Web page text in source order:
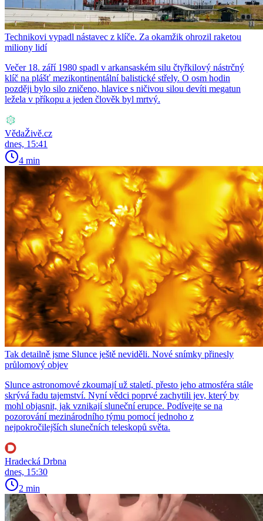
Technikovi vypadl nástavec z klíče. Za okamžik ohrozil raketou
miliony lidí
Večer 18. září 1980 spadl v arkansaském silu čtyřkilový nástrčný
klíč na plášť mezikontinentální balistické střely. O osm hodin
později bylo silo zničeno, hlavice s ničivou silou devíti megatun
ležela v příkopu a jeden člověk byl mrtvý.
VědaŽivě.cz
dnes, 15:41
4 min
Tak detailně jsme Slunce ještě neviděli. Nové snímky přinesly
průlomový objev
Slunce astronomové zkoumají už staletí, přesto jeho atmosféra stále
skrývá řadu tajemství. Nyní vědci poprvé zachytili jev, který by
mohl objasnit, jak vznikají sluneční erupce. Podívejte se na
pozorování mezinárodního týmu pomocí jednoho z
nejpokročilejších slunečních teleskopů světa.
Hradecká Drbna
dnes, 15:30
2 min